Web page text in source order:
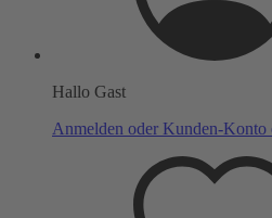
Hallo Gast
Anmelden oder Kunden-Konto